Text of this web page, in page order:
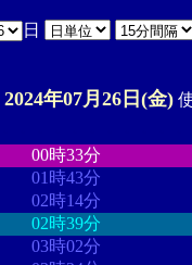
日
2024年07月26日(金)
00時33分
01時43分
02時14分
02時39分
03時02分